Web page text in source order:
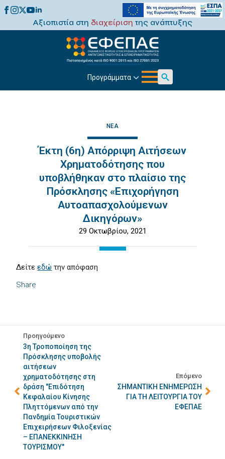
Αξιοπιστία στη διαχείριση της ανάπτυξης
Προγράμματα
Search
ΝΈΑ
Έκτη (6η) Απόρριψη Αιτήσεων
Χρηματοδότησης που
υποβλήθηκαν στο πλαίσιο της
Πρόσκλησης «Επιχορήγηση
Αυτοαπασχολούμενων
Δικηγόρων»
29 Οκτωβρίου, 2021
Share
Δείτεεδώ την απόφαση
Προηγούμενο
3η Τροποποίηση της
Πρόσκλησης υποβολής
αιτήσεων
χρηματοδότησης στη
δράση "Επιδότηση
Κεφαλαίου Κίνησης
Πληττόμενων από την
Πανδημία Τουριστικών
Επιχειρήσεων Φιλοξενίας
– ΕΠΑΝΕΚΚΙΝΗΣΗ
ΤΟΥΡΙΣΜΟΥ"
Επόμενο
ΣΗΜΑΝΤΙΚΗ ΕΝΗΜΕΡΩΣΗ
ΓΙΑ ΤΗ ΛΕΙΤΟΥΡΓΙΑ ΤΟΥ
ΕΦΕΠΑΕ